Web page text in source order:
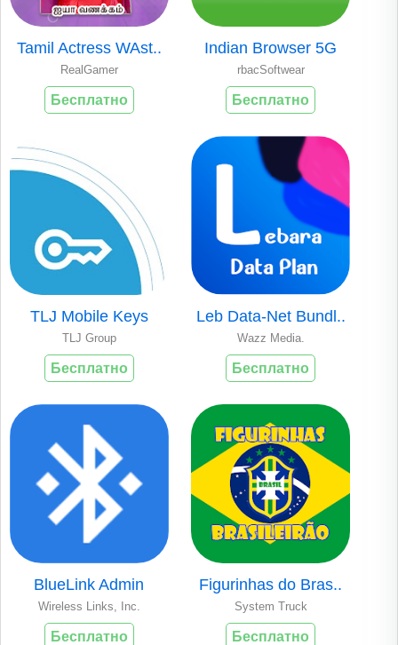
Tamil Actress WAst..
RealGamer
Бесплатно
Indian Browser 5G
rbacSoftwear
Бесплатно
TLJ Mobile Keys
TLJ Group
Бесплатно
Leb Data-Net Bundl..
Wazz Media.
Бесплатно
BlueLink Admin
Wireless Links, Inc.
Бесплатно
Figurinhas do Bras..
System Truck
Бесплатно